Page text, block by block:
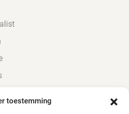
toestemming